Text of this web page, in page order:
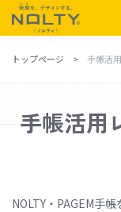
トップページ 手帳活
手帳活用
NOLTY・PAGEM手